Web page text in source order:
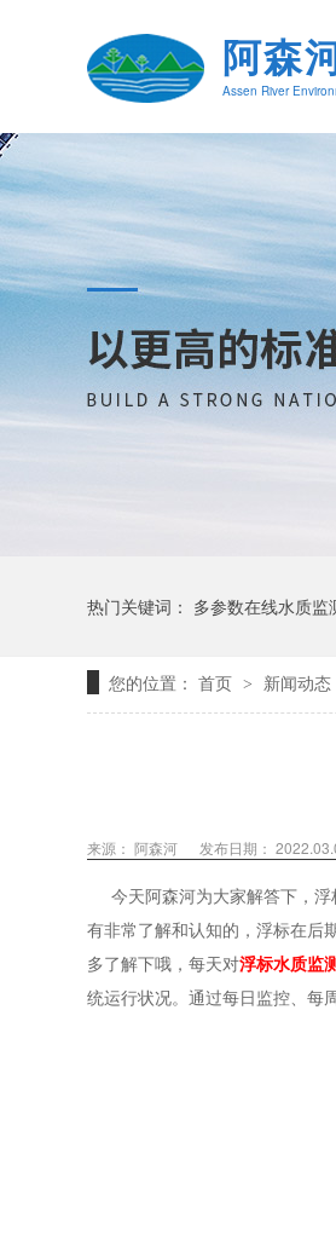
阿森
Assen River
热门关键词： 多参数在线水质监
您的位置： 首页 > 新闻动态
来源： 阿森河 发布日期：
今天阿森河为大家解答下，浮
有非常了解和认知的，浮标在后
多了解下哦，每天对浮标水质监
统运行状况。通过每日监控、每